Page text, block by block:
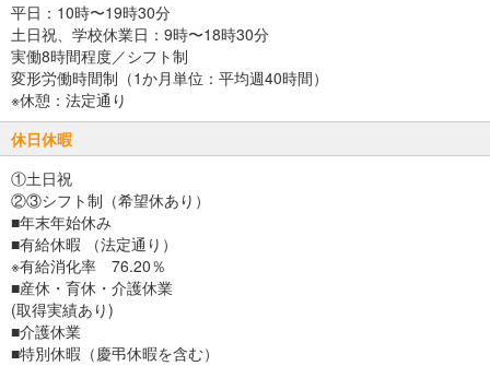
平日：10時〜19時30分
土日祝、学校休業日：9時〜18時30分
実働8時間程度／シフト制
変形労働時間制（1か月単位：平均週40時間）
※休憩：法定通り
休日休暇
①土日祝
②③シフト制（希望休あり）
■年末年始休み
■有給休暇 （法定通り）
※有給消化率 76.20％
■産休・育休・介護休業
(取得実績あり)
■介護休業
■特別休暇（慶弔休暇を含む）